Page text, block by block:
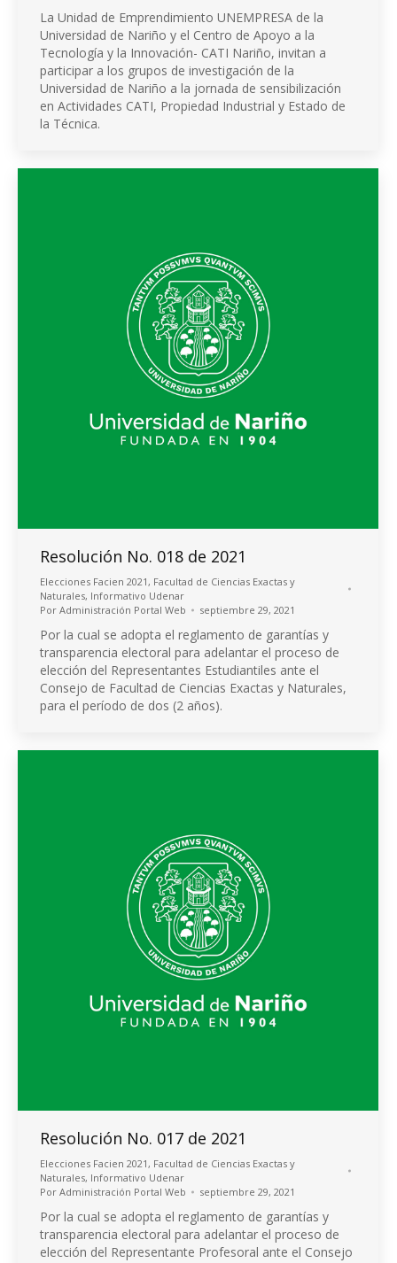
La Unidad de Emprendimiento UNEMPRESA de la
Universidad de Nariño y el Centro de Apoyo a la
Tecnología y la Innovación- CATI Nariño, invitan a
participar a los grupos de investigación de la
Universidad de Nariño a la jornada de sensibilización
en Actividades CATI, Propiedad Industrial y Estado de
la Técnica.
Resolución No. 018 de 2021
Elecciones Facien 2021 , Facultad de Ciencias Exactas y
Naturales, Informativo Udenar
Por Administración Portal Web septiembre 29, 2021
Por la cual se adopta el reglamento de garantías y
transparencia electoral para adelantar el proceso de
elección del Representantes Estudiantiles ante el
Consejo de Facultad de Ciencias Exactas y Naturales,
para el período de dos (2 años).
Resolución No. 017 de 2021
Elecciones Facien 2021 , Facultad de Ciencias Exactas y
Naturales, Informativo Udenar
Por Administración Portal Web septiembre 29, 2021
Por la cual se adopta el reglamento de garantías y
transparencia electoral para adelantar el proceso de
elección del Representante Profesoral ante el Consejo